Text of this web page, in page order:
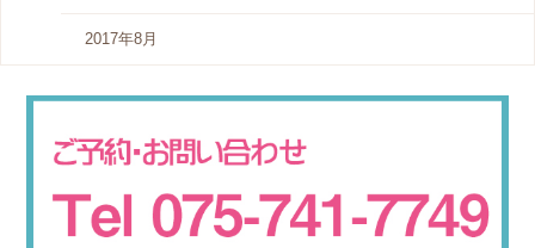
2017年8月